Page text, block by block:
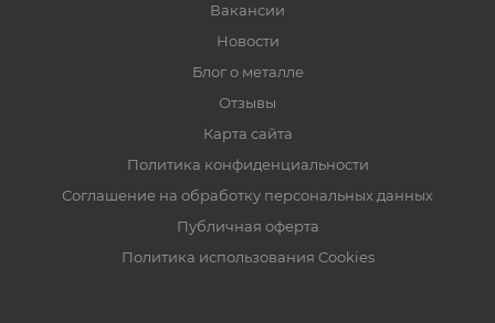
Вакансии
Новости
Блог о металле
Отзывы
Карта сайта
Политика конфиденциальности
Соглашение на обработку персональных данных
Публичная оферта
Политика использования Cookies